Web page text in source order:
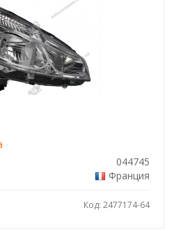
044745
Франция
Код: 2477174-64